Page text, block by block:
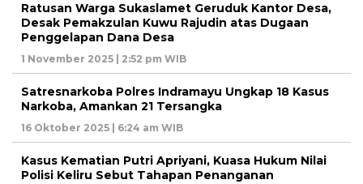
Ratusan Warga Sukaslamet Geruduk Kantor Desa,
Desak Pemakzulan Kuwu Rajudin atas Dugaan
Penggelapan Dana Desa
1 November 2025 | 2:52 pm WIB
Satresnarkoba Polres Indramayu Ungkap 18 Kasus
Narkoba, Amankan 21 Tersangka
16 Oktober 2025 | 6:24 am WIB
Kasus Kematian Putri Apriyani, Kuasa Hukum Nilai
Polisi Keliru Sebut Tahapan Penanganan